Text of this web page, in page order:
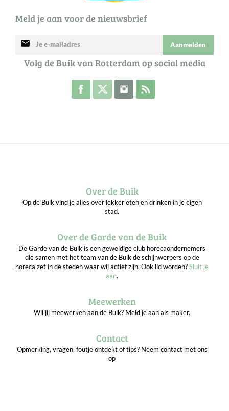
Meld je aan voor de nieuwsbrief
mail Aanmelden
Volg de Buik van Rotterdam op social media
Volg de Buik op Facebook
Volg de Buik op Twitter
Volg de Buik op Instagram
Over de Buik
Op de Buik vind je alles over lekker eten en drinken in je eigen
stad.
Over de Garde van de Buik
De Garde van de Buik is een geweldige club horecaondernemers
die samen met het team van de Buik de schijnwerpers op de
horeca zet in de steden waar wij actief zijn. Ook lid worden?Sluit je
aan.
Meewerken
Wil jij meewerken aan de Buik? Meld je aan als maker.
Contact
Opmerking, vragen, foutje ontdekt of tips? Neem contact met ons
op